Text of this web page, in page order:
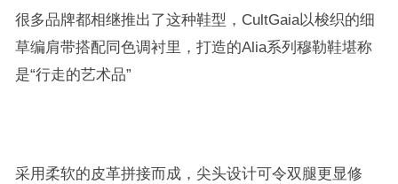
很多品牌都相继推出了这种鞋型，CultGaia以梭织的细
草编肩带搭配同色调衬里，打造的Alia系列穆勒鞋堪称
是“行走的艺术品”
采用柔软的皮革拼接而成，尖头设计可令双腿更显修